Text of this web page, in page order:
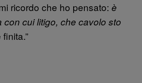
ricordo che ho pensato: è
con cui litigo, che cavolo sto